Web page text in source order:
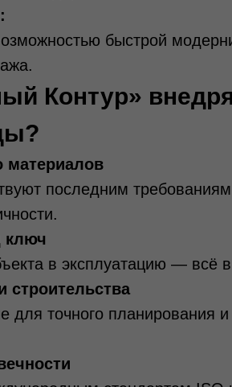
быстрой
Контур»
материалов
последним требованиям
ключ
в эксплуатацию — всё
строительства
для точного планирования